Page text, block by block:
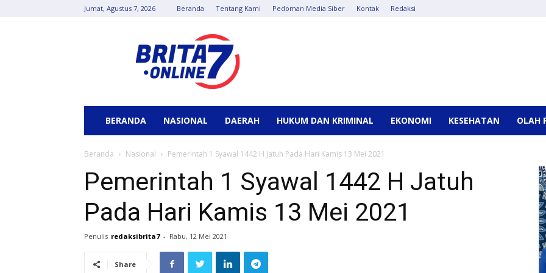
Jumat, Agustus 7, 2026 Beranda Tentang Kami Pedoman Media Siber Kontak Redaksi
Online
BERANDA NASIONAL DAERAH HUKUM DAN KRIMINAL EKONOMI KESEHATAN OLAH
Beranda Nasional Pemerintah 1 Syawal 1442 H Jatuh Pada Hari Kamis 13 Mei 2021
Pemerintah 1 Syawal 1442 H Jatuh
Pada Hari Kamis 13 Mei 2021
Penulis redaksibrita7 - Rabu, 12 Mei 2021
Share